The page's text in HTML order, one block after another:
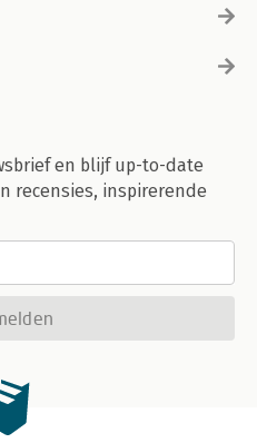
en blijf up-to-date
recensies, inspirerende